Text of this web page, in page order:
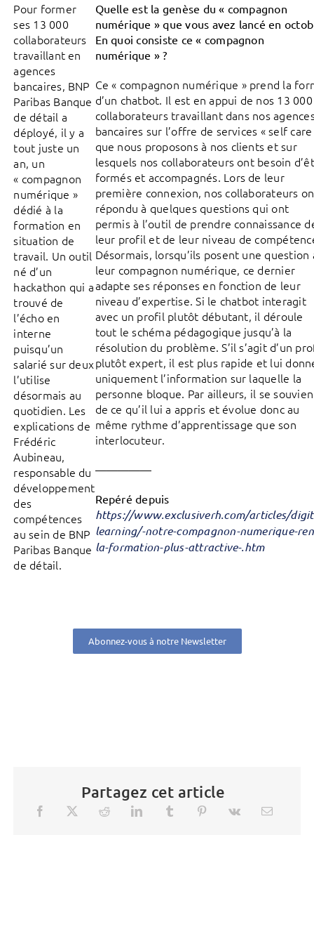
Pour former
ses 13 000
collaborateurs
travaillant en
agences
bancaires, BNP
Paribas Banque
de détail a
déployé, il y a
tout juste un
an, un
« compagnon
numérique »
dédié à la
formation en
situation de
travail. Un outil
né d’un
hackathon qui a
trouvé de
l’écho en
interne
puisqu’un
salarié sur deux
l’utilise
désormais au
quotidien. Les
explications de
Frédéric
Aubineau,
responsable du
développement
des
compétences
au sein de BNP
Paribas Banque
de détail.
Quelle est la genèse du « compagnon
numérique » que vous avez lancé en
En quoi consiste ce « compagnon
numérique » ?
Ce « compagnon numérique » prend la
d’un chatbot. Il est en appui de nos 13 000
collaborateurs travaillant dans nos
bancaires sur l’offre de services « self care
que nous proposons à nos clients et sur
lesquels nos collaborateurs ont besoin
formés et accompagnés. Lors de leur
première connexion, nos collaborateurs
répondu à quelques questions qui ont
permis à l’outil de prendre connaissance
leur profil et de leur niveau de
Désormais, lorsqu’ils posent une question
leur compagnon numérique, ce dernier
adapte ses réponses en fonction de leur
niveau d’expertise. Si le chatbot interagit
avec un profil plutôt débutant, il déroule
tout le schéma pédagogique jusqu’à la
résolution du problème. S’il s’agit d’un
plutôt expert, il est plus rapide et lui
uniquement l’information sur laquelle la
personne bloque. Par ailleurs, il se
de ce qu’il lui a appris et évolue donc au
même rythme d’apprentissage que son
interlocuteur.
—————
Repéré depuis
https://www.exclusiverh.com/articles/
learning/-notre-compagnon-numerique-
la-formation-plus-attractive-.htm
Abonnez-vous à notre Newsletter
Partagez cet article